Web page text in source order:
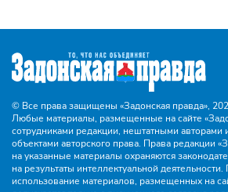
© Все права защищены «Задонская правда»,
Любые материалы, размещенные на сайте
сотрудниками редакции, нештатными авторами
объектами авторского права. Права редакции
на указанные материалы охраняются
на результаты интеллектуальной
использование материалов, размещенных на